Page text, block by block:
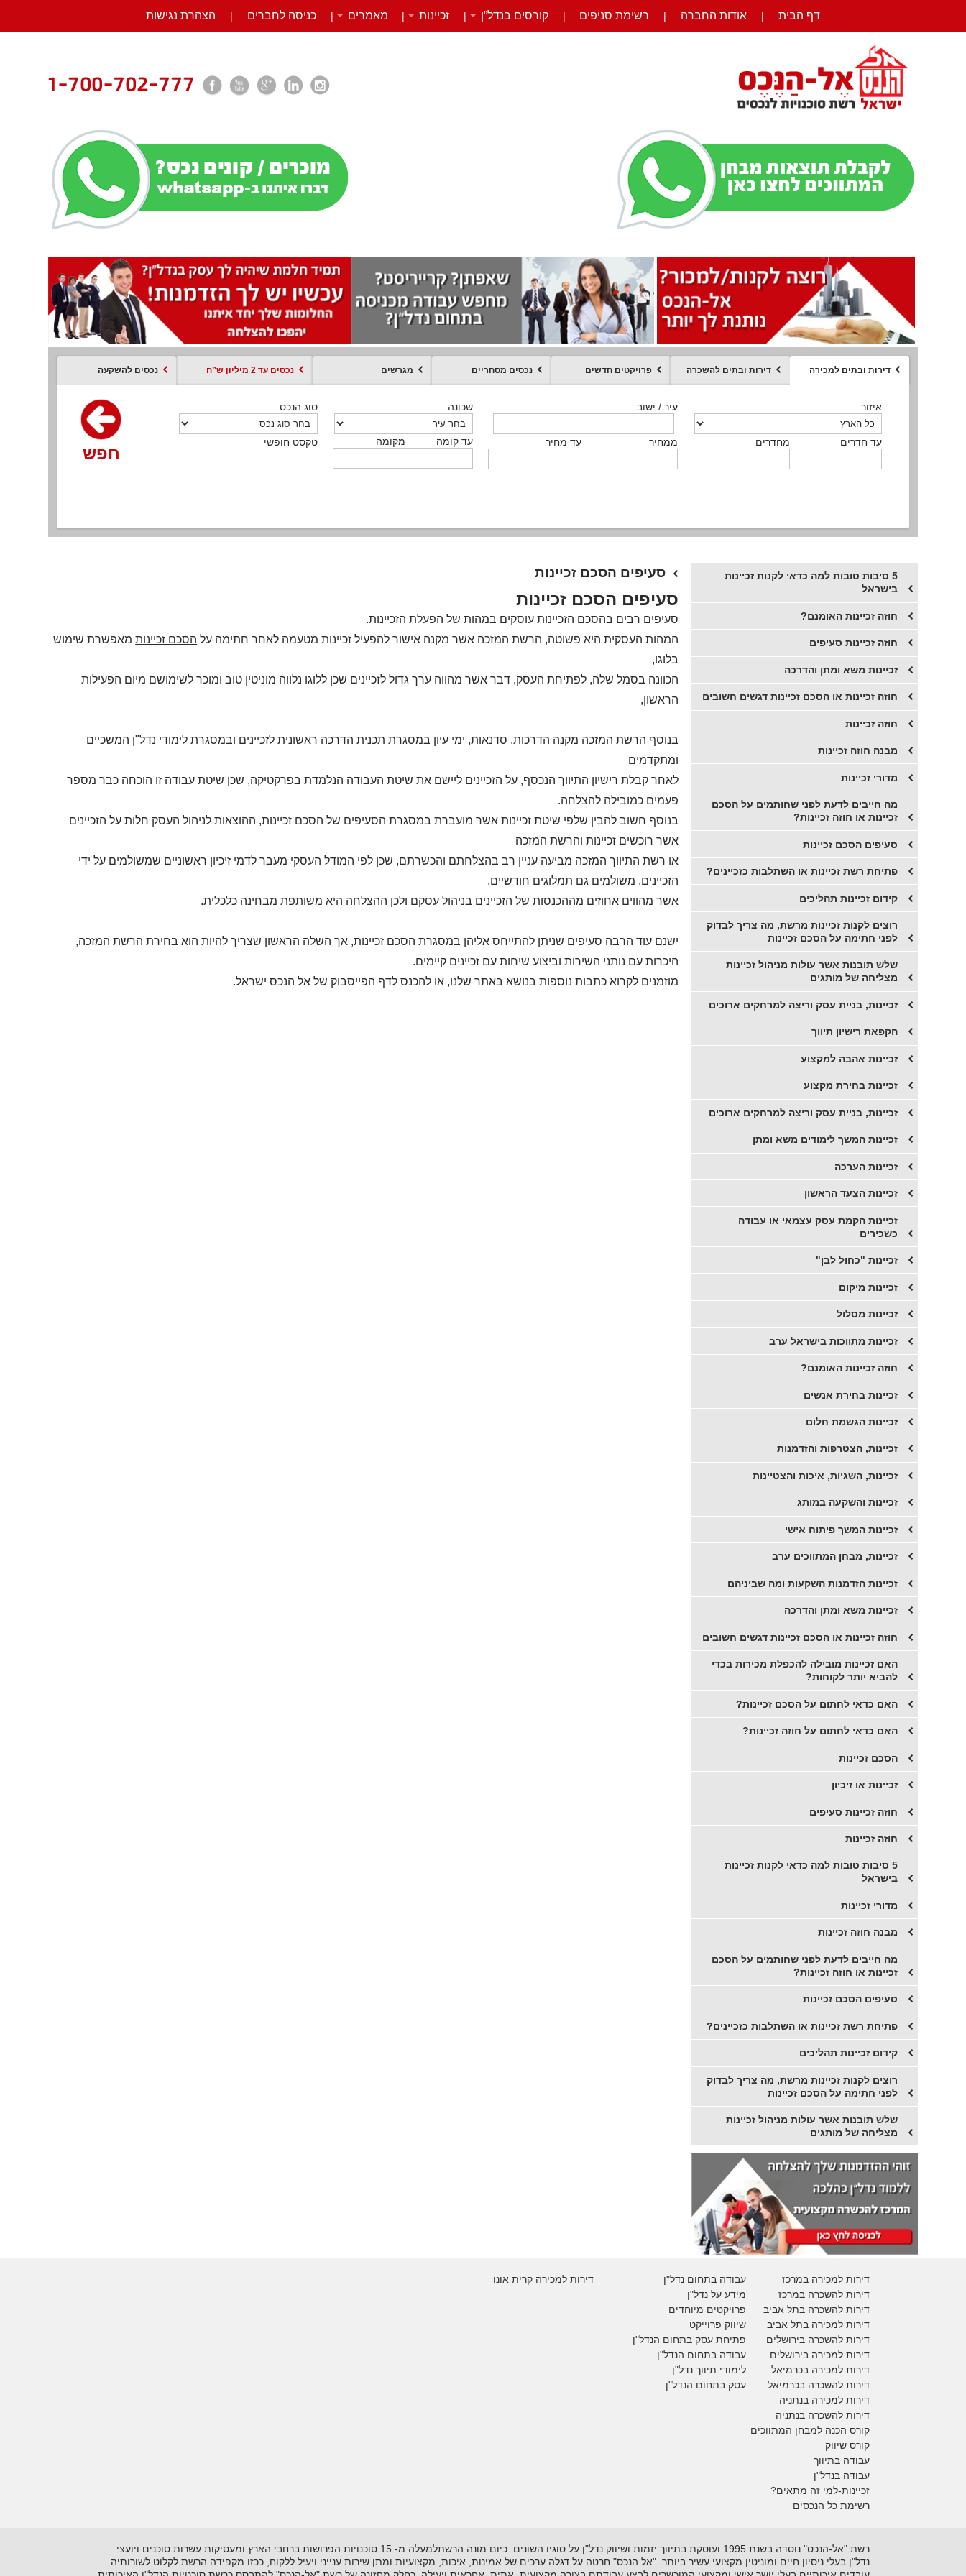
דף הבית | אודות החברה | רשימת סניפים | קורסים בנדל”ן | זכיינות | מאמרים | כניסה לחברים | הצהרת נגישות
דירות ובתים למכירה דירות ובתים להשכרה פרויקטים חדשים נכסים מסחריים מגרשים נכסים עד 2 מיליון ש”ח נכסים להשקעה
איזור
מחדרים עד חדרים
עיר / ישוב
ממחיר עד מחיר
שכונה
מקומה עד קומה
סוג הנכס
טקסט חופשי
חפש
איזור
מחדרים עד חדרים
עיר / ישוב
ממחיר עד מחיר
שכונה
מקומה עד קומה
סוג הנכס
טקסט חופשי
חפש
איזור
מחדרים עד חדרים
עיר / ישוב
ממחיר עד מחיר
שכונה
מקומה עד קומה
סוג הנכס
טקסט חופשי
חפש
איזור
סוג הנכס
עיר / ישוב
ממחיר עד מחיר
שכונה
מקומה עד קומה
סוג עסקה
טקסט חופשי
חפש
סוג הנכס ממחיר מקומה
חפש
איזור
מחדרים עד חדרים
עיר / ישוב
מקומה עד קומה
שכונה
טקסט חופשי
סוג הנכס
חפש
איזור
סוג הנכס
עיר / ישוב
ממחיר עד מחיר
שכונה
מקומה עד קומה
טקסט חופשי
חפש
סעיפים הסכם זכיינות
סעיפים הסכם זכיינות
סעיפים רבים בהסכם הזכיינות עוסקים במהות של הפעלת הזכיינות.
המהות העסקית היא פשוטה, הרשת המזכה אשר מקנה אישור להפעיל זכיינות מטעמה לאחר חתימה על הסכם זכיינותמאפשרת שימוש
בלוגו,
הכוונה בסמל שלה, לפתיחת העסק, דבר אשר מהווה ערך גדול לזכיינים שכן ללוגו נלווה מוניטין טוב ומוכר לשימושם מיום הפעילות
הראשון,
בנוסף הרשת המזכה מקנה הדרכות, סדנאות, ימי עיון במסגרת תכנית הדרכה ראשונית לזכיינים ובמסגרת לימודי נדל"ן המשכיים
ומתקדמים
לאחר קבלת רישיון התיווך הנכסף, על הזכיינים ליישם את שיטת העבודה הנלמדת בפרקטיקה, שכן שיטת עבודה זו הוכחה כבר מספר
פעמים כמובילה להצלחה.
בנוסף חשוב להבין שלפי שיטת זכיינות אשר מועברת במסגרת הסעיפים של הסכם זכיינות, ההוצאות לניהול העסק חלות על הזכיינים
אשר רוכשים זכיינות והרשת המזכה
או רשת התיווך המזכה מביעה עניין רב בהצלחתם והכשרתם, שכן לפי המודל העסקי מעבר לדמי זיכיון ראשוניים שמשולמים על ידי
הזכיינים, משולמים גם תמלוגים חודשיים,
אשר מהווים אחוזים מההכנסות של הזכיינים בניהול עסקם ולכן ההצלחה היא משותפת מבחינה כלכלית.
ישנם עוד הרבה סעיפים שניתן להתייחס אליהן במסגרת הסכם זכיינות, אך השלה הראשון שצריך להיות הוא בחירת הרשת המזכה,
היכרות עם נותני השירות וביצוע שיחות עם זכיינים קיימים.
מוזמנים לקרוא כתבות נוספות בנושא באתר שלנו, או להכנס לדף הפייסבוק של אל הנכס ישראל.
5 סיבות טובות למה כדאי לקנות זכיינות
בישראל
חוזה זכיינות האומנם?
​חוזה זכיינות סעיפים
זכיינות משא ומתן והדרכה
חוזה זכיינות או הסכם זכיינות דגשים חשובים
חוזה זכיינות
מבנה חוזה זכיינות
מדורי זכיינות
מה חייבים לדעת לפני שחותמים על הסכם
זכיינות או חוזה זכיינות?
סעיפים הסכם זכיינות
פתיחת רשת זכיינות או השתלבות כזכיינים?
קידום זכיינות תהליכים
רוצים לקנות זכיינות מרשת, מה צריך לבדוק
לפני חתימה על הסכם זכיינות
שלש תובנות אשר עולות מניהול זכיינות
מצליחה של מותגים
זכיינות, בניית עסק וריצה למרחקים ארוכים
הקפאת רישיון תיווך
זכיינות אהבה למקצוע
זכיינות בחירת מקצוע
זכיינות, בניית עסק וריצה למרחקים ארוכים
זכיינות המשך לימודים משא ומתן
זכיינות הערכה
זכיינות הצעד הראשון
זכיינות הקמת עסק עצמאי או עבודה
כשכירים
זכיינות "כחול לבן"
זכיינות מיקום
זכיינות מסלול
זכיינות מתווכות בישראל ערב
חוזה זכיינות האומנם?
זכיינות בחירת אנשים
זכיינות הגשמת חלום
זכיינות, הצטרפות והזדמנות
זכיינות, השגיות, איכות והצטיינות
זכיינות והשקעה במותג
זכיינות המשך פיתוח אישי
זכיינות, מבחן המתווכים ערב
זכיינות הזדמנות השקעות ומה שביניהם
זכיינות משא ומתן והדרכה
חוזה זכיינות או הסכם זכיינות דגשים חשובים
​האם זכיינות מובילה להכפלת מכירות בכדי
להביא יותר לקוחות?
האם כדאי לחתום על הסכם זכיינות?
האם כדאי לחתום על חוזה זכיינות?
​הסכם זכיינות
​זכיינות או זיכיון
חוזה זכיינות סעיפים
חוזה זכיינות
5 סיבות טובות למה כדאי לקנות זכיינות
בישראל
מדורי זכיינות
מבנה חוזה זכיינות
מה חייבים לדעת לפני שחותמים על הסכם
זכיינות או חוזה זכיינות?
סעיפים הסכם זכיינות
פתיחת רשת זכיינות או השתלבות כזכיינים?
קידום זכיינות תהליכים
רוצים לקנות זכיינות מרשת, מה צריך לבדוק
לפני חתימה על הסכם זכיינות
שלש תובנות אשר עולות מניהול זכיינות
מצליחה של מותגים
דירות למכירה קרית אונו
דירות למכירה במרכז
דירות להשכרה במרכז
דירות להשכרה בתל אביב
דירות למכירה בתל אביב
דירות להשכרה בירושלים
דירות למכירה בירושלים
דירות למכירהבכרמיאל
דירות להשכרהבכרמיאל
דירות למכירה בנתניה
דירות להשכרה בנתניה
קורס הכנה למבחן המתווכים
קורס שיווק
עבודה בתיווך
עבודה בנדל"ן
זכיינות-למי זה מתאים?
עבודה בתחום נדל"ן
מידע על נדל"ן
פרויקטים מיוחדים
שיווק פרוייקט
פתיחת עסק בתחום הנדל"ן
עבודה בתחום הנדל"ן
לימודי תיווך נדל"ן
עסק בתחום הנדל"ן
רשימת כל הנכסים
רשת "אל-הנכס" נוסדה בשנת 1995 ועוסקת בתיווך יזמות ושיווק נדל"ן על סוגיו השונים. כיום מונה הרשתלמעלה מ- 15 סוכנויות הפרושות ברחבי הארץ ומעסיקות עשרות סוכנים ויועצי
נדל"ן בעלי ניסיון חיים ומוניטין מקצועי עשיר ביותר. "אל הנכס" חרטה על דגלה ערכים של אמינות, איכות, מקצועיות ומתן שירות ענייני ויעיל ללקוח, ככזו מקפידה הרשת לקלוט לשורותיה